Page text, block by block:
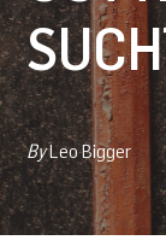
ByLeo Bigger